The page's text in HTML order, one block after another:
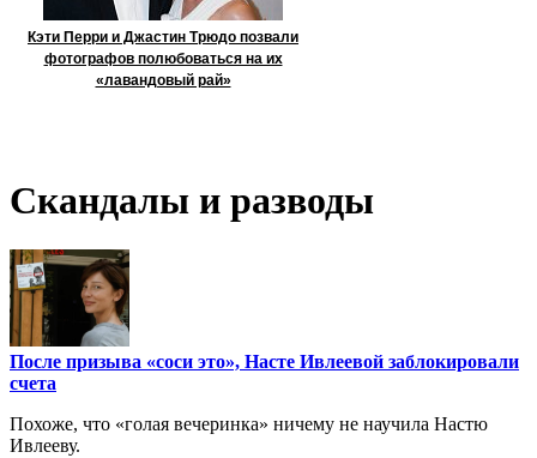
Кэти Перри и Джастин Трюдо позвали
фотографов полюбоваться на их
«лавандовый рай»
Скандалы и разводы
После призыва «соси это», Насте Ивлеевой заблокировали
счета
Похоже, что «голая вечеринка» ничему не научила Настю
Ивлееву.